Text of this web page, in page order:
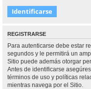
REGISTRARSE
Para autenticarse debe estar
segundos y le permitirá un
Sitio puede además otorgar
Antes de identificarse
términos de uso y políticas
mientras navega por el Sitio.